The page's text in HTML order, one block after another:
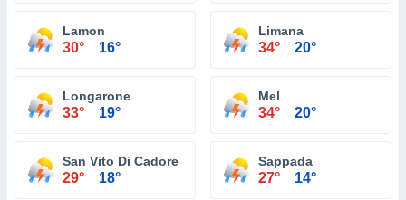
Lamon
30° 16°
Limana
34° 20°
Longarone
33° 19°
Mel
34° 20°
San Vito Di Cadore
29° 18°
Sappada
27° 14°